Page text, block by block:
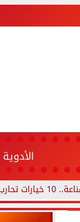
الأدوية